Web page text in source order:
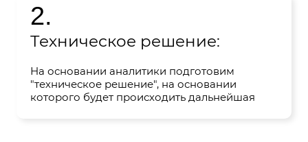
2.
Техническое решение:
На основании аналитики подготовим
"техническое решение", на основании
которого будет происходить дальнейшая